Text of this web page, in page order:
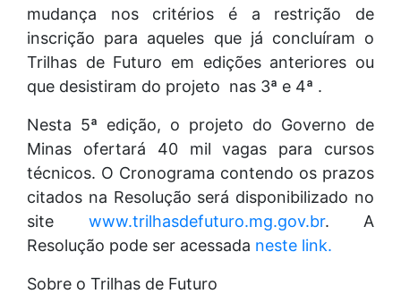
mudança nos critérios é a restrição de
inscrição para aqueles que já concluíram o
Trilhas de Futuro em edições anteriores ou
que desistiram do projeto nas 3ª e 4ª .
Nesta 5ª edição, o projeto do Governo de
Minas ofertará 40 mil vagas para cursos
técnicos. O Cronograma contendo os prazos
citados na Resolução será disponibilizado no
site www.trilhasdefuturo.mg.gov.br. A
Resolução pode ser acessada neste link.
Sobre o Trilhas de Futuro